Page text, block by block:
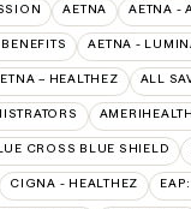
AETNA AETNA -
AETNA -
– HEALTHEZ ALL
CROSS BLUE SHIELD
CIGNA - HEALTHEZ